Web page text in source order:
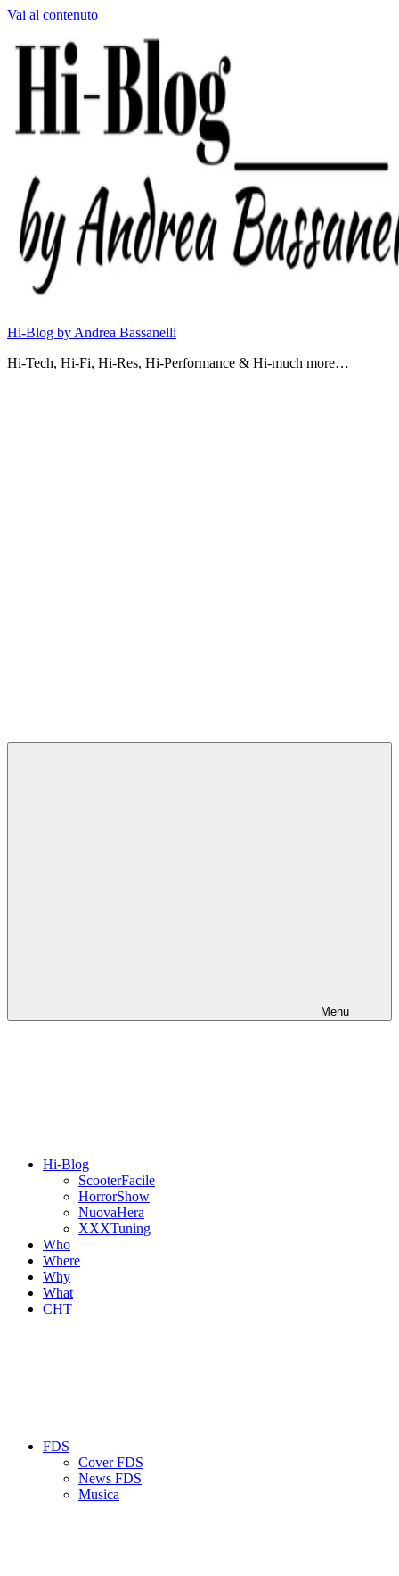
Vai al contenuto
Hi-Blog by Andrea Bassanelli
Hi-Tech, Hi-Fi, Hi-Res, Hi-Performance & Hi-much more…
Menu
Hi-Blog
ScooterFacile
HorrorShow
NuovaHera
XXXTuning
Who
Where
Why
What
CHT
FDS
Cover FDS
News FDS
Musica